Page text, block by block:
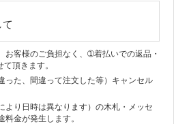
お客様のご負担なく、➀着払いでの返品・
頂きます。
った、間違って注文した等）キャンセル
より日時は異なります）の木札・メッセ
金が発生します。